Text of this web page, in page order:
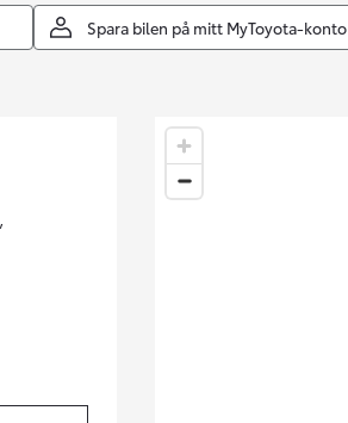
Spara bilen på mitt MyToyota-konto